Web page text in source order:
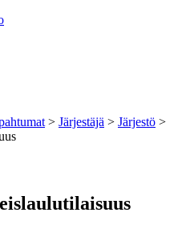
> Järjestäjä > Järjestö >